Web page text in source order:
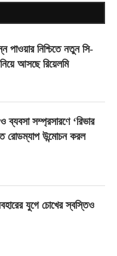
পাওয়ার নিশ্চিতে নতুন সি-
আসছে রিয়েলমি
ব্যবসা সম্প্রসারণে ‘রিভার
উন্মোচন করল
যুগে চোখের স্বস্তিও